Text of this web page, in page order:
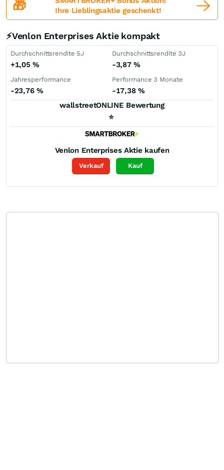
🎁
Ihre Lieblingsaktie geschenkt!
⚡Venlon Enterprises Aktie kompakt
Durchschnittsrendite 5J
+1,05%
Durchschnittsrendite 3J
-3,87%
Jahresperformance
-23,76 %
Performance 3 Monate
-17,38 %
wallstreetONLINE Bewertung
⭐
Venlon Enterprises Aktie kaufen
Verkauf Kauf